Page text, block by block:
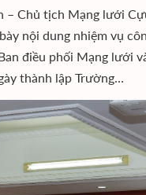
– Chủ tịch Mạng lưới
nội dung nhiệm vụ
điều phối Mạng lưới
thành lập Trường…